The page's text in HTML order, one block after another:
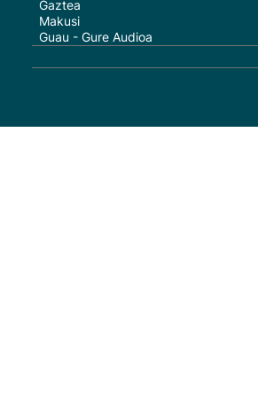
Gaztea
Makusi
Guau - Gure Audioa